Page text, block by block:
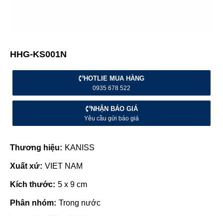
HHG-KS001N
HOTLIE MUA HÀNG
0935 678 522
NHẬN BÁO GIÁ
Yêu cầu gửi báo giá
Thương hiệu: KANISS
Xuất xứ: VIET NAM
Kích thước: 5 x 9 cm
Phân nhóm: Trong nước